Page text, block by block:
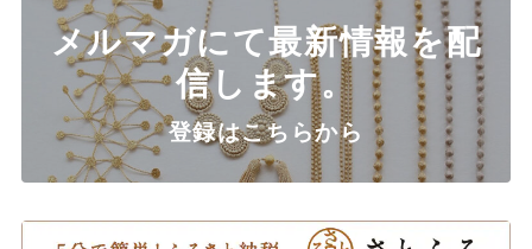
メルマガにて最新情報を配
信します。
登録はこちらから